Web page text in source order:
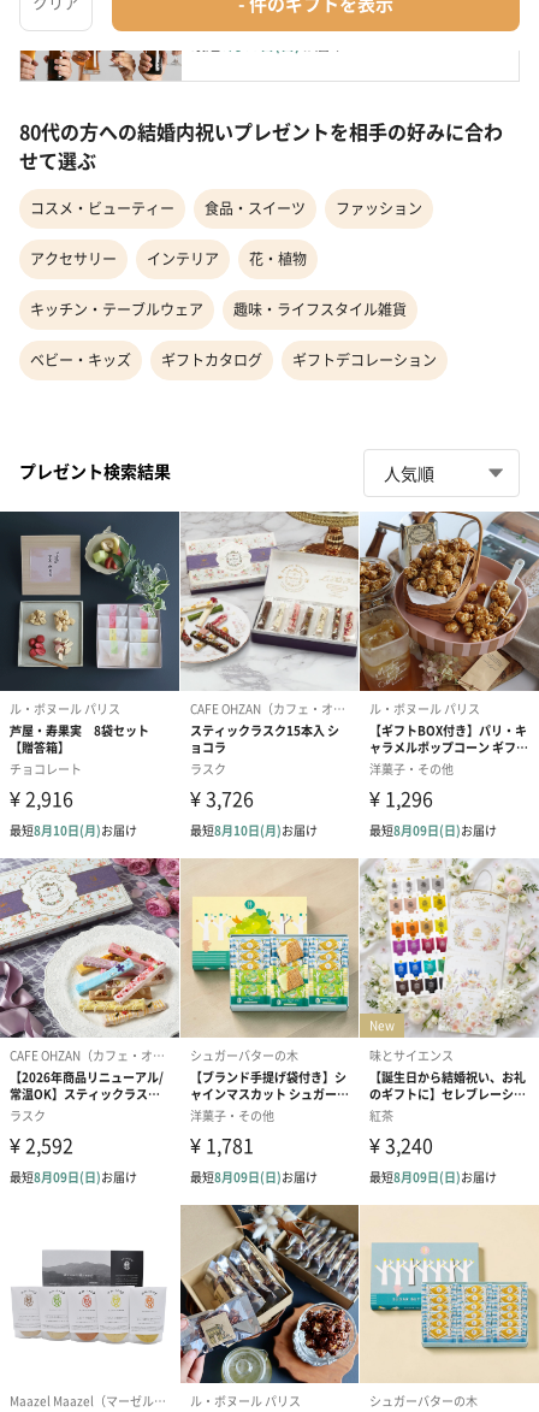
¥4,400
80代の方への結婚内祝いプレゼントを相手の好みに合わ
せて選ぶ
コスメ・ビューティー 食品・スイーツ ファッション
アクセサリー インテリア 花・植物
キッチン・テーブルウェア 趣味・ライフスタイル雑貨
ベビー・キッズ ギフトカタログ ギフトデコレーション
プレゼント検索結果